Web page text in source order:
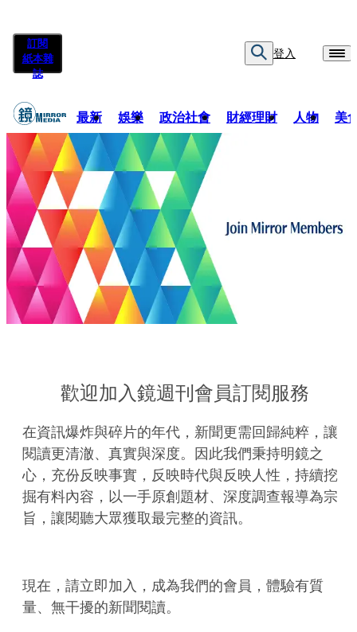
訂閱
紙本雜
誌
登入
最新 娛樂 政治社會 財經理財 人物 美
歡迎加入鏡週刊會員訂閱服務
在資訊爆炸與碎片的年代，新聞更需回歸純粹，讓
閱讀更清澈、真實與深度。因此我們秉持明鏡之
心，充份反映事實，反映時代與反映人性，持續挖
掘有料內容，以一手原創題材、深度調查報導為宗
旨，讓閱聽大眾獲取最完整的資訊。
現在，請立即加入，成為我們的會員，體驗有質
量、無干擾的新聞閱讀。